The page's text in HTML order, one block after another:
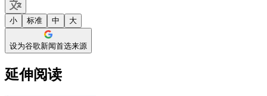
小 标准 中 大
设为谷歌新闻首选来源
延伸阅读